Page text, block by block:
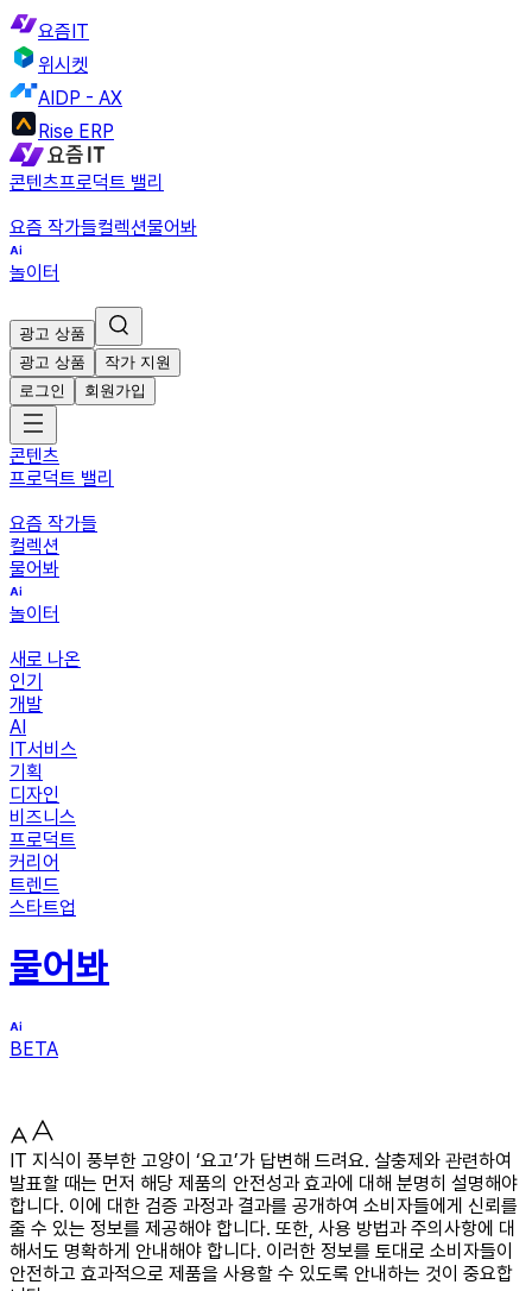
요즘IT
위시켓
AIDP - AX
Rise ERP
콘텐츠프로덕트 밸리
요즘 작가들컬렉션물어봐
놀이터
광고 상품
광고 상품
작가 지원
로그인
회원가입
콘텐츠
프로덕트 밸리
요즘 작가들
컬렉션
물어봐
놀이터
새로 나온
인기
개발
AI
IT서비스
기획
디자인
비즈니스
프로덕트
커리어
트렌드
스타트업
물어봐
BETA
IT 지식이 풍부한 고양이 ‘요고’가 답변해 드려요. 살충제와 관련하여
발표할 때는 먼저 해당 제품의 안전성과 효과에 대해 분명히 설명해야
합니다. 이에 대한 검증 과정과 결과를 공개하여 소비자들에게 신뢰를
줄 수 있는 정보를 제공해야 합니다. 또한, 사용 방법과 주의사항에 대
해서도 명확하게 안내해야 합니다. 이러한 정보를 토대로 소비자들이
안전하고 효과적으로 제품을 사용할 수 있도록 안내하는 것이 중요합